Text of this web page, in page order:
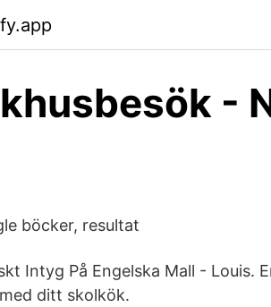
-
böcker, resultat
Intyg På Engelska Mall - Louis.
ditt skolkök.